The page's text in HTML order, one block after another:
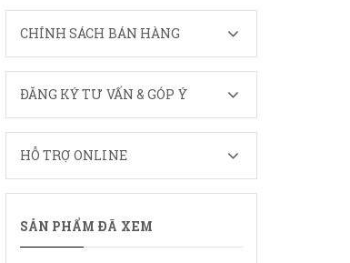
CHÍNH SÁCH BÁN HÀNG
ĐĂNG KÝ TƯ VẤN & GÓP Ý
HỖ TRỢ ONLINE
SẢN PHẨM ĐÃ XEM